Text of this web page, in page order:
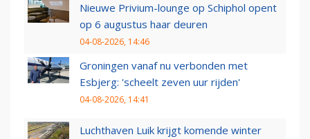
Nieuwe Privium-lounge op Schiphol opent
op 6 augustus haar deuren
04-08-2026, 14:46
Groningen vanaf nu verbonden met
Esbjerg: 'scheelt zeven uur rijden'
04-08-2026, 14:41
Luchthaven Luik krijgt komende winter